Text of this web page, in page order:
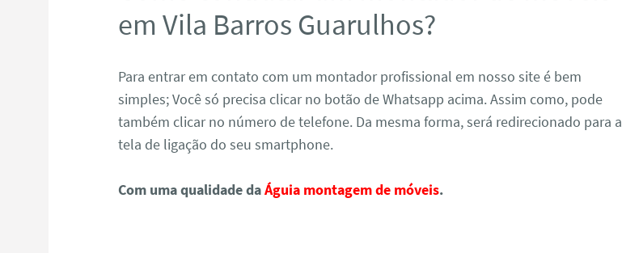
em Vila Barros Guarulhos?
Para entrar em contato com um montador profissional em nosso site é bem
simples; Você só precisa clicar no botão de Whatsapp acima. Assim como, pode
também clicar no número de telefone. Da mesma forma, será redirecionado para a
tela de ligação do seu smartphone.
Com uma qualidade daÁguia montagem de móveis.